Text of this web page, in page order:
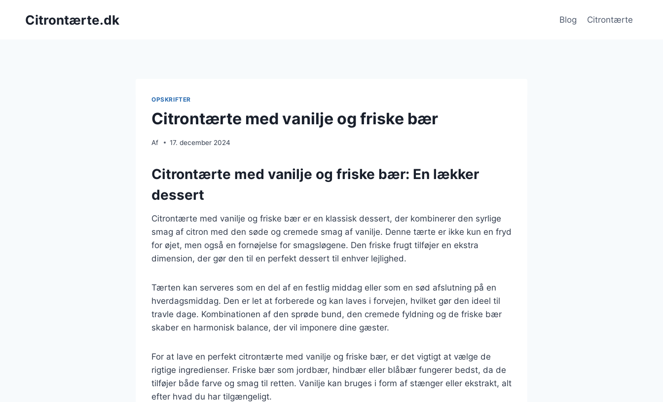
Citrontærte.dk Blog Citrontærte
OPSKRIFTER
Citrontærte med vanilje og friske bær
Af 17. december 2024
Citrontærte med vanilje og friske bær: En lækker
dessert
Citrontærte med vanilje og friske bær er en klassisk dessert, der kombinerer den syrlige
smag af citron med den søde og cremede smag af vanilje. Denne tærte er ikke kun en fryd
for øjet, men også en fornøjelse for smagsløgene. Den friske frugt tilføjer en ekstra
dimension, der gør den til en perfekt dessert til enhver lejlighed.
Tærten kan serveres som en del af en festlig middag eller som en sød afslutning på en
hverdagsmiddag. Den er let at forberede og kan laves i forvejen, hvilket gør den ideel til
travle dage. Kombinationen af den sprøde bund, den cremede fyldning og de friske bær
skaber en harmonisk balance, der vil imponere dine gæster.
For at lave en perfekt citrontærte med vanilje og friske bær, er det vigtigt at vælge de
rigtige ingredienser. Friske bær som jordbær, hindbær eller blåbær fungerer bedst, da de
tilføjer både farve og smag til retten. Vanilje kan bruges i form af stænger eller ekstrakt, alt
efter hvad du har tilgængeligt.